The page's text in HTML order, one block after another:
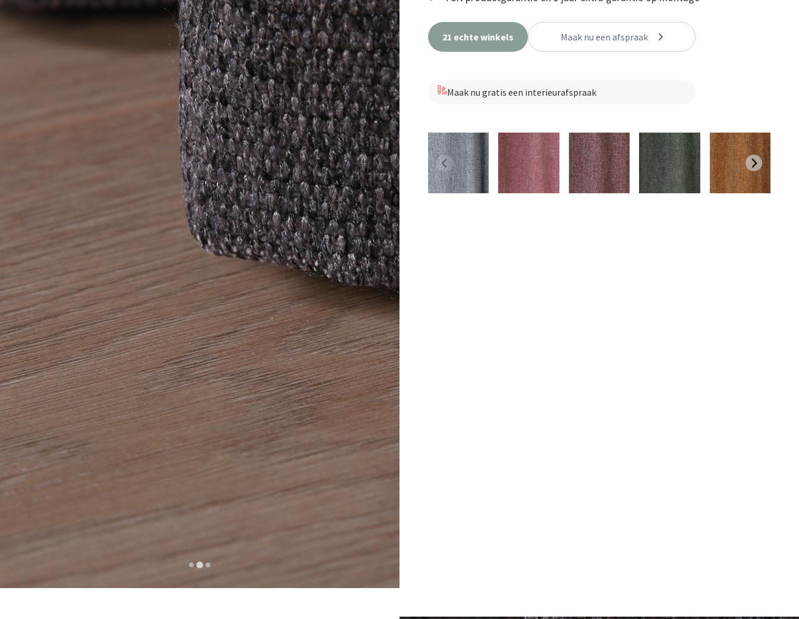
21 echte winkels Maak nu een afspraak
Maak nu gratis een interieurafspraak